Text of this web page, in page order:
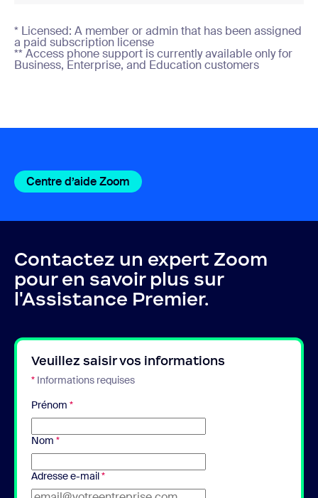
* Licensed: A member or admin that has been assigned
a paid subscription license
** Access phone support is currently available only for
Business, Enterprise, and Education customers
Centre d’aide Zoom Centre d’aide Zoom
Contactez un expert Zoom
pour en savoir plus sur
l'Assistance Premier.
Veuillez saisir vos informations
* Informations requises
Prénom *
Nom *
Adresse e-mail*